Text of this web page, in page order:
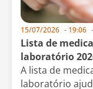
15/07/2026 - 19:06
Lista de
laboratório
A lista de
laboratório